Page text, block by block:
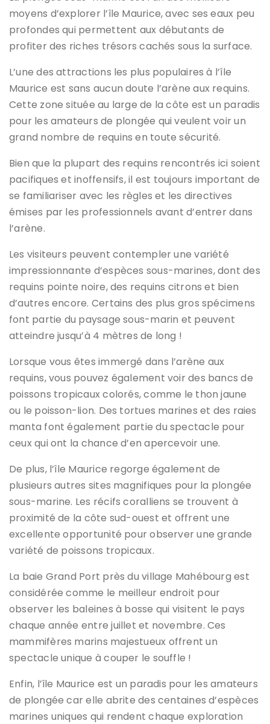
moyens d’explorer l’île Maurice, avec ses eaux peu
profondes qui permettent aux débutants de
profiter des riches trésors cachés sous la surface.
L’une des attractions les plus populaires à l’île
Maurice est sans aucun doute l’arène aux requins.
Cette zone située au large de la côte est un paradis
pour les amateurs de plongée qui veulent voir un
grand nombre de requins en toute sécurité.
Bien que la plupart des requins rencontrés ici soient
pacifiques et inoffensifs, il est toujours important de
se familiariser avec les règles et les directives
émises par les professionnels avant d’entrer dans
l’arène.
Les visiteurs peuvent contempler une variété
impressionnante d’espèces sous-marines, dont des
requins pointe noire, des requins citrons et bien
d’autres encore. Certains des plus gros spécimens
font partie du paysage sous-marin et peuvent
atteindre jusqu’à 4 mètres de long !
Lorsque vous êtes immergé dans l’arène aux
requins, vous pouvez également voir des bancs de
poissons tropicaux colorés, comme le thon jaune
ou le poisson-lion. Des tortues marines et des raies
manta font également partie du spectacle pour
ceux qui ont la chance d’en apercevoir une.
De plus, l’île Maurice regorge également de
plusieurs autres sites magnifiques pour la plongée
sous-marine. Les récifs coralliens se trouvent à
proximité de la côte sud-ouest et offrent une
excellente opportunité pour observer une grande
variété de poissons tropicaux.
La baie Grand Port près du village Mahébourg est
considérée comme le meilleur endroit pour
observer les baleines à bosse qui visitent le pays
chaque année entre juillet et novembre. Ces
mammifères marins majestueux offrent un
spectacle unique à couper le souffle !
Enfin, l’île Maurice est un paradis pour les amateurs
de plongée car elle abrite des centaines d’espèces
marines uniques qui rendent chaque exploration